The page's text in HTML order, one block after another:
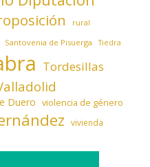
rural
Santovenia de Pisuerga Tiedra
Tordesillas
Duero violencia de género
vivienda